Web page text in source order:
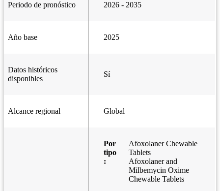
Periodo de pronóstico 2026 - 2035
Año base 2025
Datos históricos
disponibles
Sí
Alcance regional Global
Por
tipo
:
Afoxolaner Chewable
Tablets
Afoxolaner and
Milbemycin Oxime
Chewable Tablets